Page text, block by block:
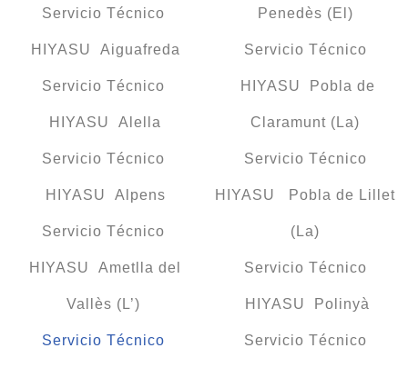
Servicio Técnico
HIYASU Aiguafreda
Servicio Técnico
HIYASU Alella
Servicio Técnico
HIYASU Alpens
Servicio Técnico
HIYASU Ametlla del
Vallès (L’)
Servicio Técnico
Penedès (El)
Servicio Técnico
HIYASU Pobla de
Claramunt (La)
Servicio Técnico
HIYASU Pobla de Lillet
(La)
Servicio Técnico
HIYASU Polinyà
Servicio Técnico